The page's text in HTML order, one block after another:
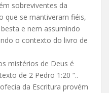
sobreviventes da
que se mantiveram fiéis,
e nem assumindo
o contexto do livro de
mistérios de Deus é
de 2 Pedro 1:20 “..
da Escritura provém